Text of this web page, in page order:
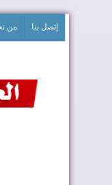
إتصل بنا من